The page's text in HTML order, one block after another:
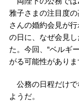
雅子さまの注目度
さんの婚約会見が
の日に、なぜ会見
た。今回、“ベルギ
がる可能性がありま
公務の日程だけで
ようだ。